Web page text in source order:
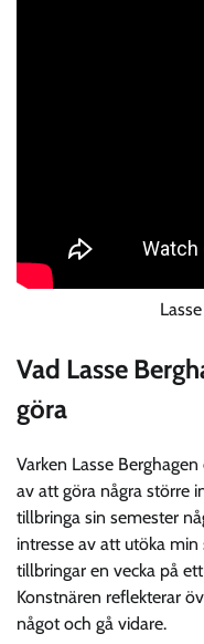
Vad Lasse
göra
Varken Lasse
av att göra några större
tillbringa sin semester
intresse av att utöka
tillbringar en vecka på
Konstnären reflekterar
något och gå vidare.